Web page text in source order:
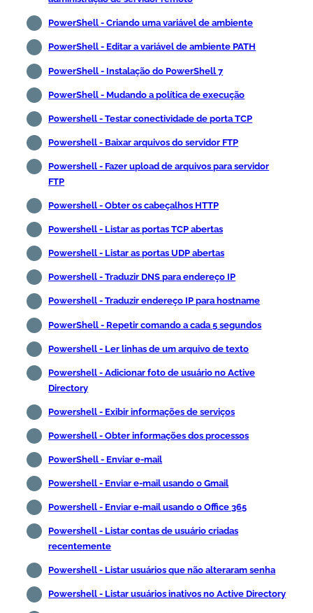
PowerShell - Criando uma variável de ambiente
PowerShell - Editar a variável de ambiente PATH
PowerShell - Instalação do PowerShell 7
PowerShell - Mudando a política de execução
Powershell - Testar conectividade de porta TCP
Powershell - Baixar arquivos do servidor FTP
Powershell - Fazer upload de arquivos para servidor
FTP
Powershell - Obter os cabeçalhos HTTP
Powershell - Listar as portas TCP abertas
Powershell - Listar as portas UDP abertas
Powershell - Traduzir DNS para endereço IP
Powershell - Traduzir endereço IP para hostname
PowerShell - Repetir comando a cada 5 segundos
Powershell - Ler linhas de um arquivo de texto
Powershell - Adicionar foto de usuário no Active
Directory
Powershell - Exibir informações de serviços
Powershell - Obter informações dos processos
PowerShell - Enviar e-mail
Powershell - Enviar e-mail usando o Gmail
Powershell - Enviar e-mail usando o Office 365
Powershell - Listar contas de usuário criadas
recentemente
Powershell - Listar usuários que não alteraram senha
Powershell - Listar usuários inativos no Active Directory